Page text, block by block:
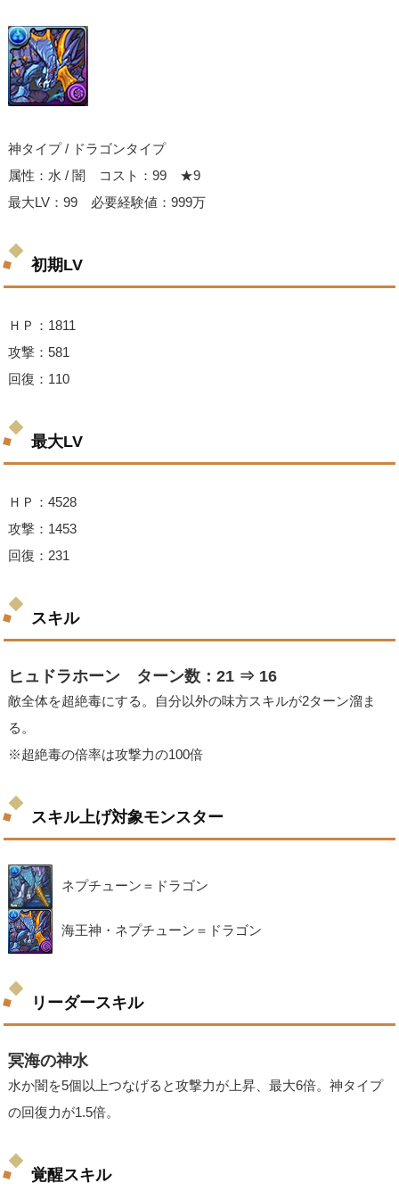
神タイプ / ドラゴンタイプ
属性：水 / 闇 コスト：99 ★9
最大LV：99 必要経験値：999万
初期LV
ＨＰ：1811
攻撃：581
回復：110
最大LV
ＨＰ：4528
攻撃：1453
回復：231
スキル
ヒュドラホーン ターン数：21 ⇒ 16
敵全体を超絶毒にする。自分以外の味方スキルが2ターン溜ま
る。
※超絶毒の倍率は攻撃力の100倍
スキル上げ対象モンスター
ネプチューン＝ドラゴン
海王神・ネプチューン＝ドラゴン
リーダースキル
冥海の神水
水か闇を5個以上つなげると攻撃力が上昇、最大6倍。神タイプ
の回復力が1.5倍。
覚醒スキル